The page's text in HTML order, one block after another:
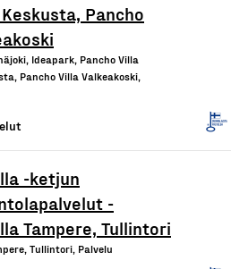
Pancho
Ideapark, Pancho Villa
Pancho Villa Valkeakoski,
-ketjun
-
Tampere, Tullintori
Tullintori, Palvelu